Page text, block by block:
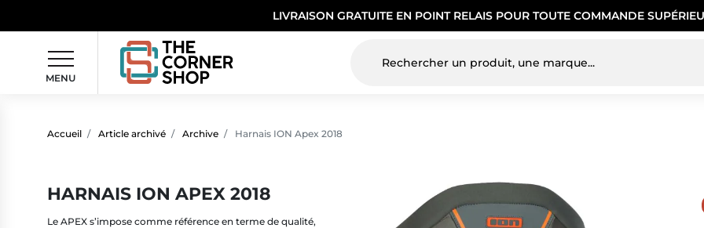
LIVRAISON GRATUITE EN POINT RELAIS POUR TOUTE COMMANDE
MENU
Accueil Article archivé Archive Harnais ION Apex 2018
HARNAIS ION APEX 2018
Le APEX s’impose comme référence en terme de qualité,